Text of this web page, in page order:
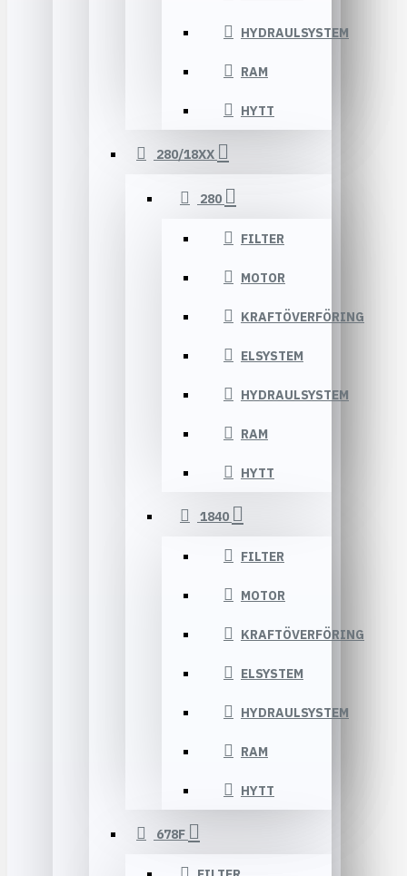
HYDRAULSYSTEM
RAM
HYTT
280/18XX
280
FILTER
MOTOR
KRAFTÖVERFÖRING
ELSYSTEM
HYDRAULSYSTEM
RAM
HYTT
1840
FILTER
MOTOR
KRAFTÖVERFÖRING
ELSYSTEM
HYDRAULSYSTEM
RAM
HYTT
678F